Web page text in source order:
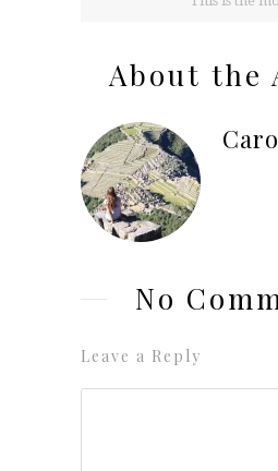
About the
No
Leave a Reply